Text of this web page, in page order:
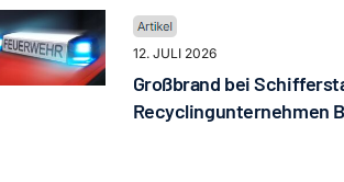
12. JULI 2026
Großbrand bei
Recyclingunternehmen